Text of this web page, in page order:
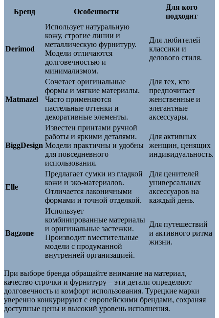
Бренд Особенности
Для кого
подходит
Derimod
Использует натуральную
кожу, строгие линии и
металлическую фурнитуру.
Модели отличаются
долговечностью и
минимализмом.
Для любителей
классики и
делового стиля.
Matmazel
Сочетает оригинальные
формы и мягкие материалы.
Часто применяются
пастельные оттенки и
декоративные элементы.
Для тех, кто
предпочитает
женственные и
элегантные
аксессуары.
BiggDesign
Известен принтами ручной
работы и яркими деталями.
Модели практичны и удобны
для повседневного
использования.
Для активных
женщин, ценящих
индивидуальность.
Elle
Предлагает сумки из гладкой
кожи и эко-материалов.
Отличается лаконичными
формами и точной отделкой.
Для ценителей
универсальных
аксессуаров на
каждый день.
Bagzone
Использует
комбинированные материалы
и оригинальные застежки.
Производит вместительные
модели с продуманной
внутренней организацией.
Для путешествий
и активного ритма
жизни.
При выборе бренда обращайте внимание на материал,
качество строчки и фурнитуру – эти детали определяют
долговечность и комфорт использования. Турецкие марки
уверенно конкурируют с европейскими брендами, сохраняя
доступные цены и высокий уровень исполнения.